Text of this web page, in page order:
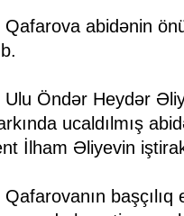
Qafarova abidənin
Öndər Heydər
ucaldılmış
İlham Əliyevin
başçılıq